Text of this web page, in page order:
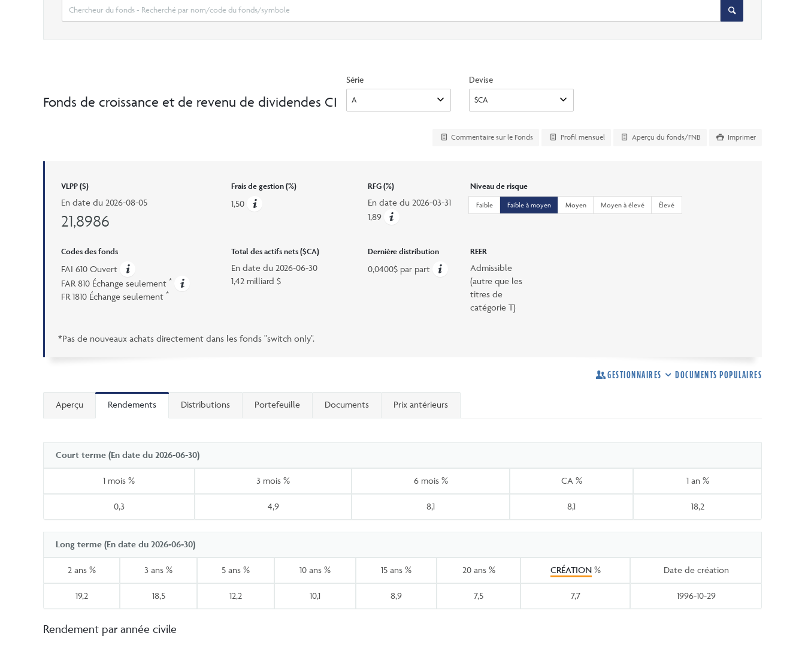
option
Fonds de croissance et de revenu de dividendes CI
Série Devise
Commentaire sur le Fonds Profil mensuel Aperçu du fonds/FNB Imprimer
VLPP ($)
En date du 2026-08-05
21,8986
Frais de gestion (%)
1,50
RFG (%)
En date du 2026-03-31
1,89
Niveau de risque
Faible Faible à moyen Moyen Moyen à élevé Élevé
Codes des fonds
FAI 610 Ouvert
FAR 810 Échange seulement *
FR 1810 Échange seulement *
Total des actifs nets ($CA)
En date du2026-06-30
1,42 milliard $
Dernière distribution
0,0400$ par part
REER
Admissible
(autre que les
titres de
catégorie T)
*Pas de nouveaux achats directement dans les fonds "switch only".
GESTIONNAIRES DOCUMENTS POPULAIRES
Aperçu Rendements Distributions Portefeuille Documents Prix antérieurs
Court terme (En date du 2026-06-30)
1 mois % 3 mois % 6 mois % CA % 1 an %
0,3 4,9 8,1 8,1 18,2
Long terme (En date du 2026-06-30)
2 ans % 3 ans % 5 ans % 10 ans % 15 ans % 20 ans % CRÉATION% Date de création
19,2 18,5 12,2 10,1 8,9 7,5 7,7 1996-10-29
Rendement par année civile